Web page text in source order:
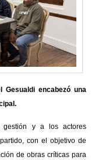
Gesualdi encabezó una
y a los actores
con el objetivo de
de obras críticas para